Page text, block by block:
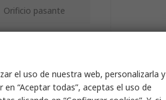
Orificio pasante
Optoacoplador
1
el uso de nuestra web, personalizarla y
“Aceptar todas”, aceptas el uso de